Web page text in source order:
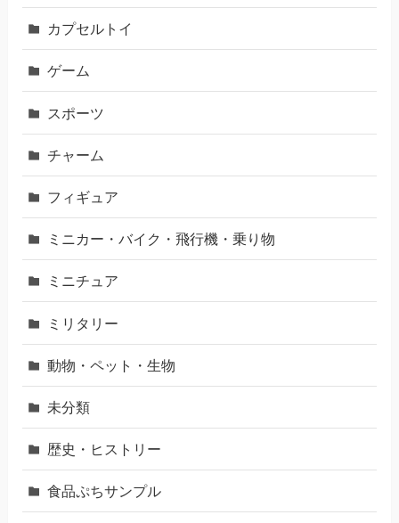
カプセルトイ
ゲーム
スポーツ
チャーム
フィギュア
ミニカー・バイク・飛行機・乗り物
ミニチュア
ミリタリー
動物・ペット・生物
未分類
歴史・ヒストリー
食品ぷちサンプル